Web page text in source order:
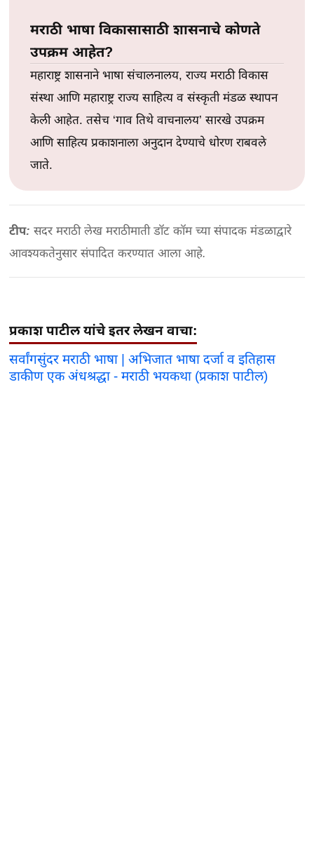
मराठी भाषा विकासासाठी शासनाचे कोणते
उपक्रम आहेत?
महाराष्ट्र शासनाने भाषा संचालनालय, राज्य मराठी विकास
संस्था आणि महाराष्ट्र राज्य साहित्य व संस्कृती मंडळ स्थापन
केली आहेत. तसेच ‘गाव तिथे वाचनालय’ सारखे उपक्रम
आणि साहित्य प्रकाशनाला अनुदान देण्याचे धोरण राबवले
जाते.
टीप: सदर मराठी लेख मराठीमाती डॉट कॉम च्या संपादक मंडळाद्वारे
आवश्यकतेनुसार संपादित करण्यात आला आहे.
प्रकाश पाटील यांचे इतर लेखन वाचा:
सर्वांगसुंदर मराठी भाषा | अभिजात भाषा दर्जा व इतिहास
डाकीण एक अंधश्रद्धा - मराठी भयकथा (प्रकाश पाटील)